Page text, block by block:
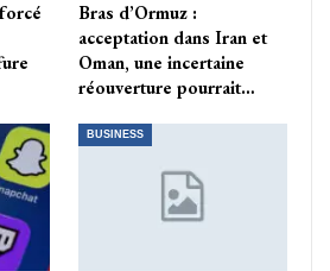
Bras d’Ormuz :
acceptation dans Iran et
Oman, une incertaine
réouverture pourrait…
BUSINESS